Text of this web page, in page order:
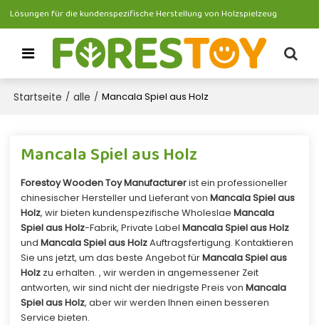
Lösungen für die kundenspezifische Herstellung von Holzspielzeug
Startseite / alle / Mancala Spiel aus Holz
Mancala Spiel aus Holz
Forestoy Wooden Toy Manufacturerist ein professioneller
chinesischer Hersteller und Lieferant von Mancala Spiel aus
Holz, wir bieten kundenspezifische Wholeslae Mancala
Spiel aus Holz-Fabrik, Private Label Mancala Spiel aus Holz
und Mancala Spiel aus HolzAuftragsfertigung. Kontaktieren
Sie uns jetzt, um das beste Angebot fürMancala Spiel aus
Holzzu erhalten. , wir werden in angemessener Zeit
antworten, wir sind nicht der niedrigste Preis von Mancala
Spiel aus Holz, aber wir werden Ihnen einen besseren
Service bieten.